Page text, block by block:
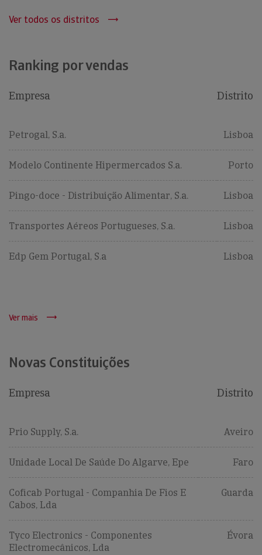
Ver todos os distritos
Ranking por vendas
Empresa Distrito
Petrogal, S.a. Lisboa
Modelo Continente Hipermercados S.a. Porto
Pingo-doce - Distribuição Alimentar, S.a. Lisboa
Transportes Aéreos Portugueses, S.a. Lisboa
Edp Gem Portugal, S.a Lisboa
Ver mais
Novas Constituições
Empresa Distrito
Prio Supply, S.a. Aveiro
Unidade Local De Saúde Do Algarve, Epe Faro
Coficab Portugal - Companhia De Fios E
Cabos, Lda
Guarda
Tyco Electronics - Componentes
Electromecânicos, Lda
Évora